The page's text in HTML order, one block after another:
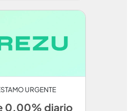
URGENTE
0.00% diario